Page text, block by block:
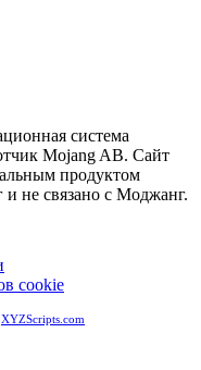
система
Mojang AB. Сайт
продуктом
не связано с Моджанг.
cookie
XYZScripts.com